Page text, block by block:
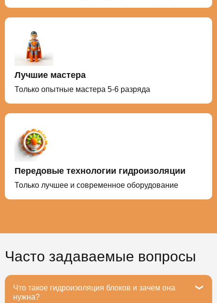
Лучшие мастера
Только опытные мастера 5-6 разряда
Передовые технологии гидроизоляции
Только лучшее и современное оборудование
Часто задаваемые вопросы
Что такое гидроизоляция блоков и зачем она
нужна?